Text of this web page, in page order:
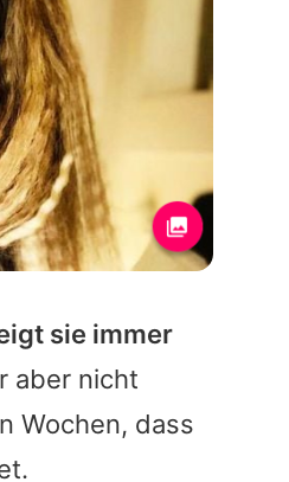
sie immer
aber nicht
Wochen, dass